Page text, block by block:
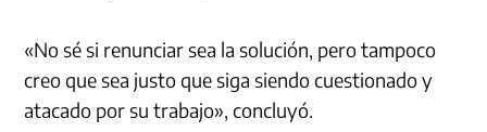
«No sé si renunciar sea la solución, pero tampoco
creo que sea justo que siga siendo cuestionado y
atacado por su trabajo», concluyó.